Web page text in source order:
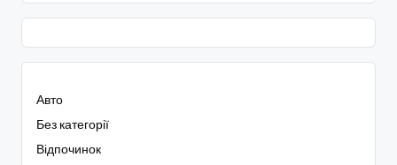
Авто
Без категорії
Відпочинок